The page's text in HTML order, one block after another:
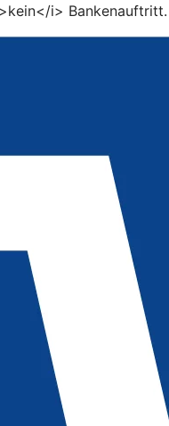
i> Bankenauftritt.